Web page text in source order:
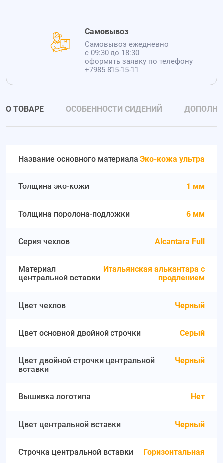
Самовывоз
Самовывоз ежедневно
с 09:30 до 18:30
оформить заявку по телефону
+7985 815-15-11
О ТОВАРЕ ОСОБЕННОСТИ СИДЕНИЙ
Название основного материала Эко-кожа ультра
Толщина эко-кожи 1 мм
Толщина поролона-подложки 6 мм
Серия чехлов Alcantara Full
Материал
центральной вставки
Итальянская алькантара с
продлением
Цвет чехлов Черный
Цвет основной двойной строчки Серый
Цвет двойной строчки центральной
вставки
Черный
Вышивка логотипа Нет
Цвет центральной вставки Черный
Строчка центральной вставки Горизонтальная